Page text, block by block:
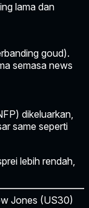
lama dan
goud).
semasa news
dikeluarkan,
same seperti
lebih rendah,
Jones (US30)